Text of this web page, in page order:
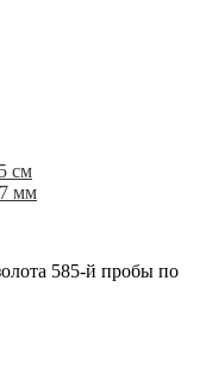
мм
585-й пробы по